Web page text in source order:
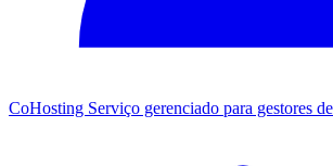
CoHosting Serviço gerenciado para gestores